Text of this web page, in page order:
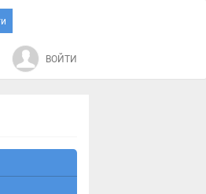
ВОЙТИ